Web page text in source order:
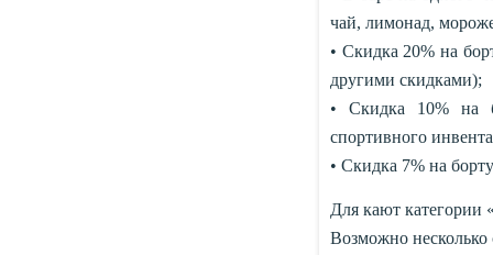
чай, лимонад,
• Скидка 20% на
другими скидками);
• Скидка 10% на
спортивного
• Скидка 7% на
Для кают
Возможно несколько